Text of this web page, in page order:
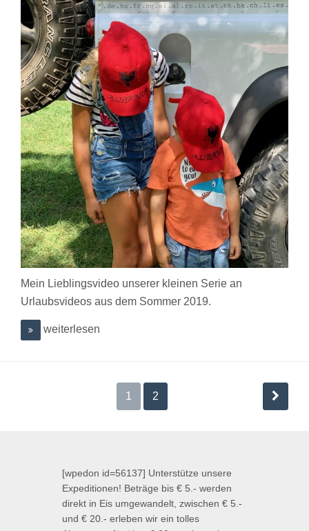
Mein Lieblingsvideo unserer kleinen Serie an
Urlaubsvideos aus dem Sommer 2019.
weiterlesen
Beitragsnavigation
1 2
[wpedon id=56137] Unterstütze unsere
Expeditionen! Beträge bis € 5.- werden
direkt in Eis umgewandelt, zwischen € 5.-
und € 20.- erleben wir ein tolles